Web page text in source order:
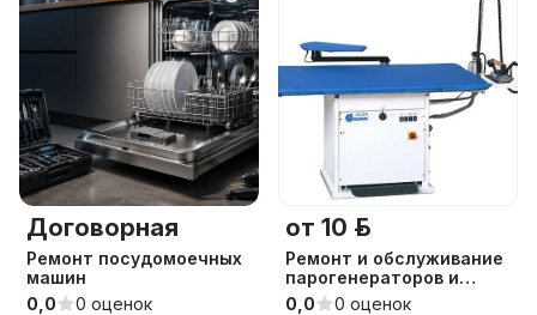
Договорная
Ремонт посудомоечных
машин
0,0
0 оценок
от 10 р.
Ремонт и обслуживание
парогенераторов и
утюгов
0,0
0 оценок